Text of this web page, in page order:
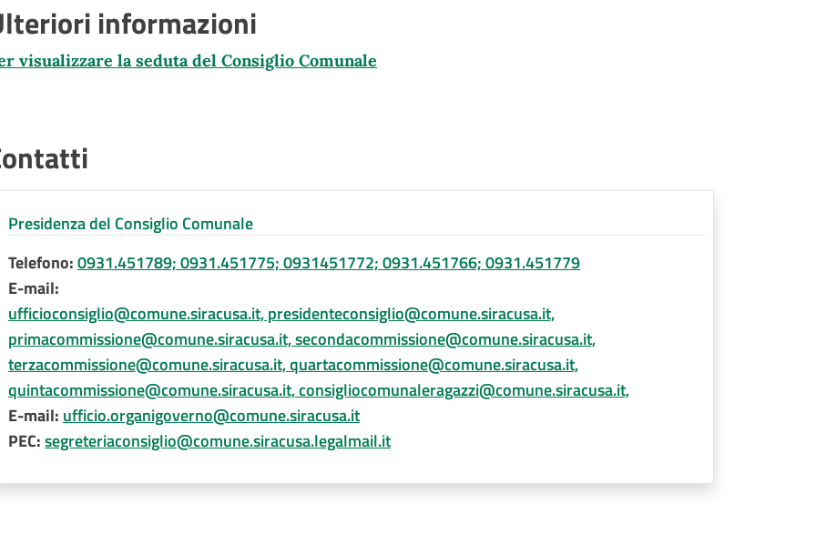
informazioni
visualizzare la seduta del Consiglio Comunale
Presidenza del Consiglio Comunale
Telefono:0931.451789; 0931.451775; 0931451772; 0931.451766; 0931.451779
E-mail:
ufficioconsiglio@comune.siracusa.it, presidenteconsiglio@comune.siracusa.it,
primacommissione@comune.siracusa.it, secondacommissione@comune.siracusa.it,
terzacommissione@comune.siracusa.it, quartacommissione@comune.siracusa.it,
quintacommissione@comune.siracusa.it, consigliocomunaleragazzi@comune.siracusa.it,
E-mail: ufficio.organigoverno@comune.siracusa.it
PEC:segreteriaconsiglio@comune.siracusa.legalmail.it